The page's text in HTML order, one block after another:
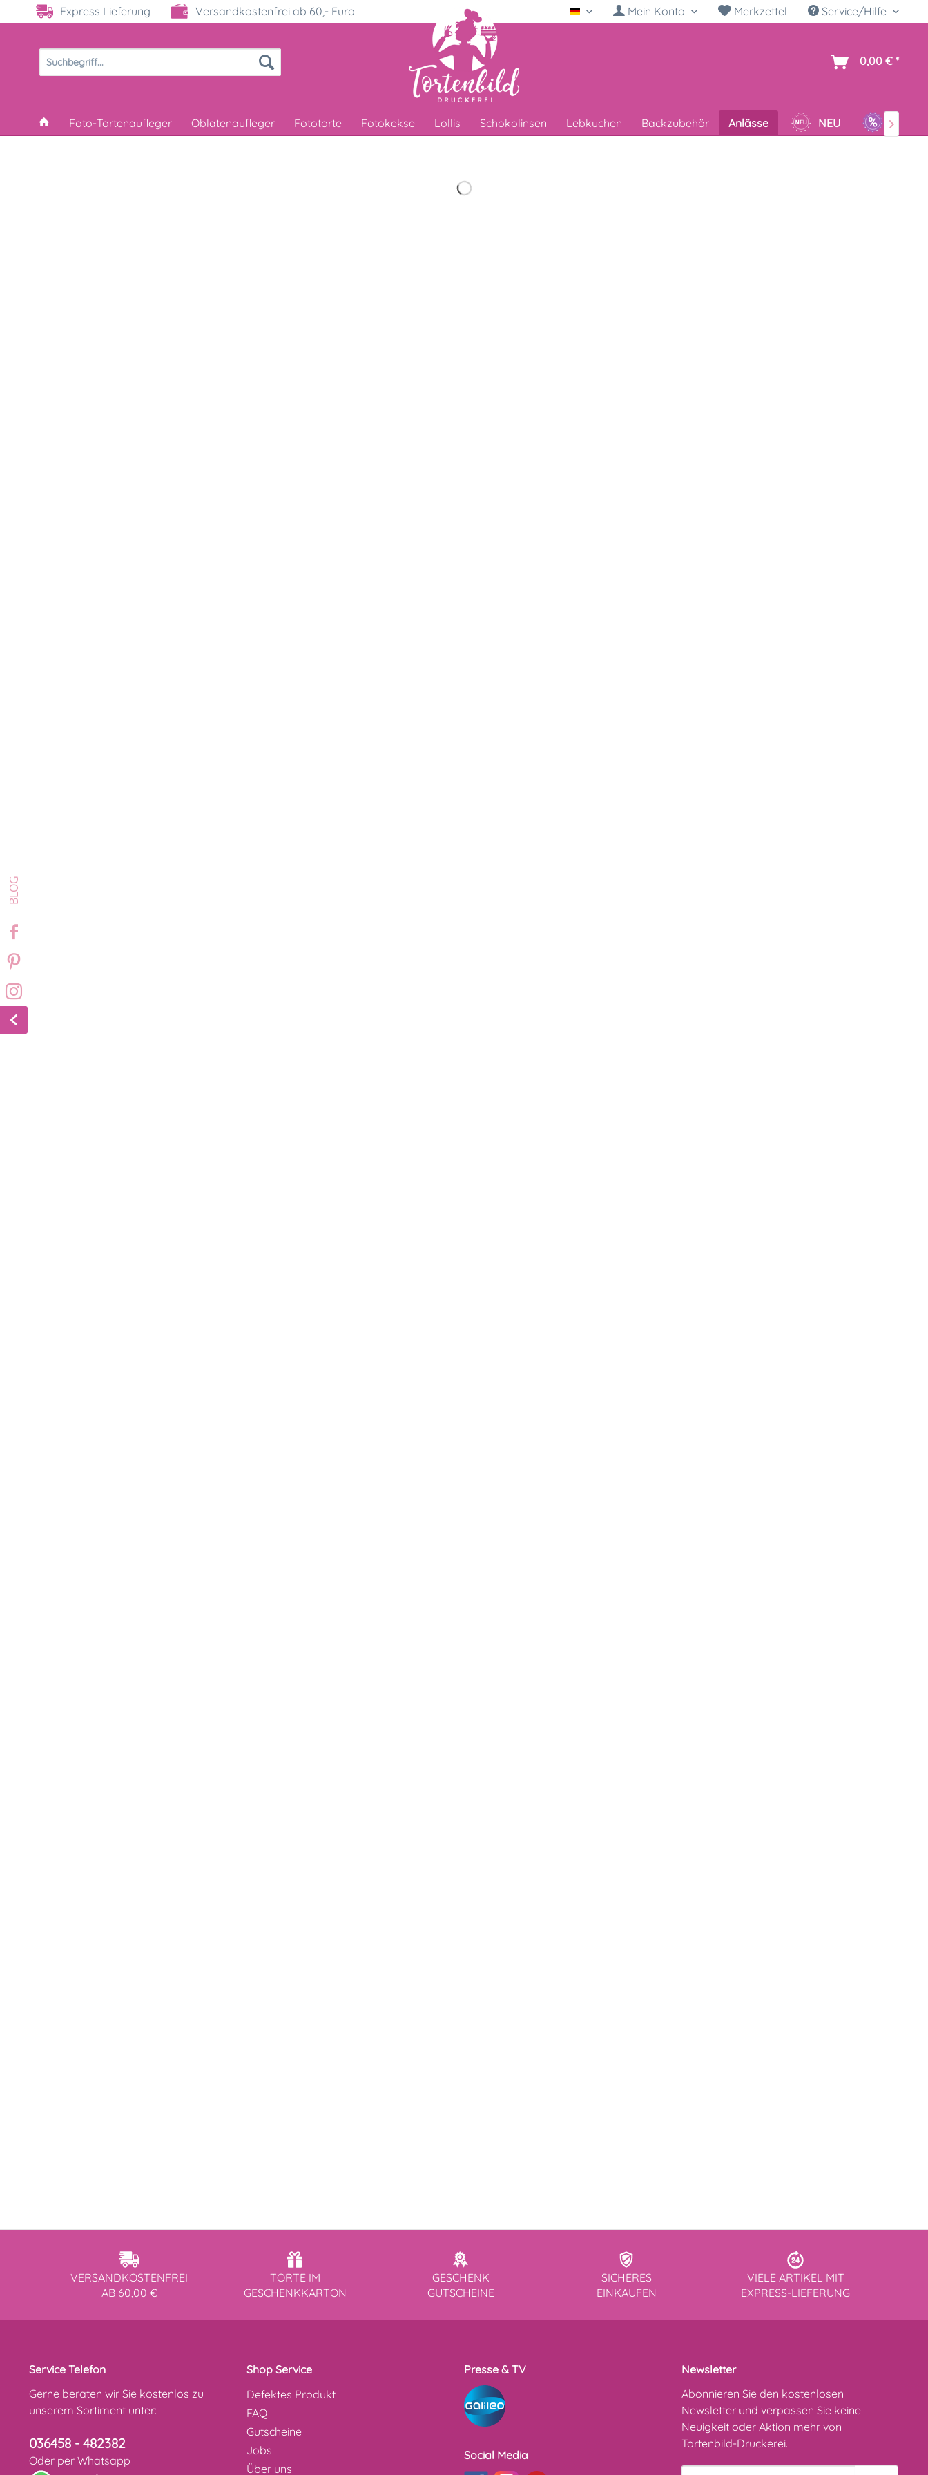
Express Lieferung Versandkostenfrei ab 60,- Euro Deutsch Mein Konto Merkzettel Service/Hilfe
0,00 € *
Foto-Tortenaufleger Oblatenaufleger Fototorte Fotokekse Lollis Schokolinsen Lebkuchen Backzubehör Anlässe NEU SALE

VERSANDKOSTENFREI
AB 60,00 €
TORTE IM
GESCHENKKARTON
GESCHENK
GUTSCHEINE
SICHERES
EINKAUFEN
VIELE ARTIKEL MIT
EXPRESS-LIEFERUNG
Service Telefon
Gerne beraten wir Sie kostenlos zu
unserem Sortiment unter:
036458 - 482382
Oder per Whatsapp
Shop Service
Defektes Produkt
FAQ
Gutscheine
Jobs
Über uns
Presse & TV
Social Media
Newsletter
Abonnieren Sie den kostenlosen
Newsletter und verpassen Sie keine
Neuigkeit oder Aktion mehr von
Tortenbild-Druckerei.